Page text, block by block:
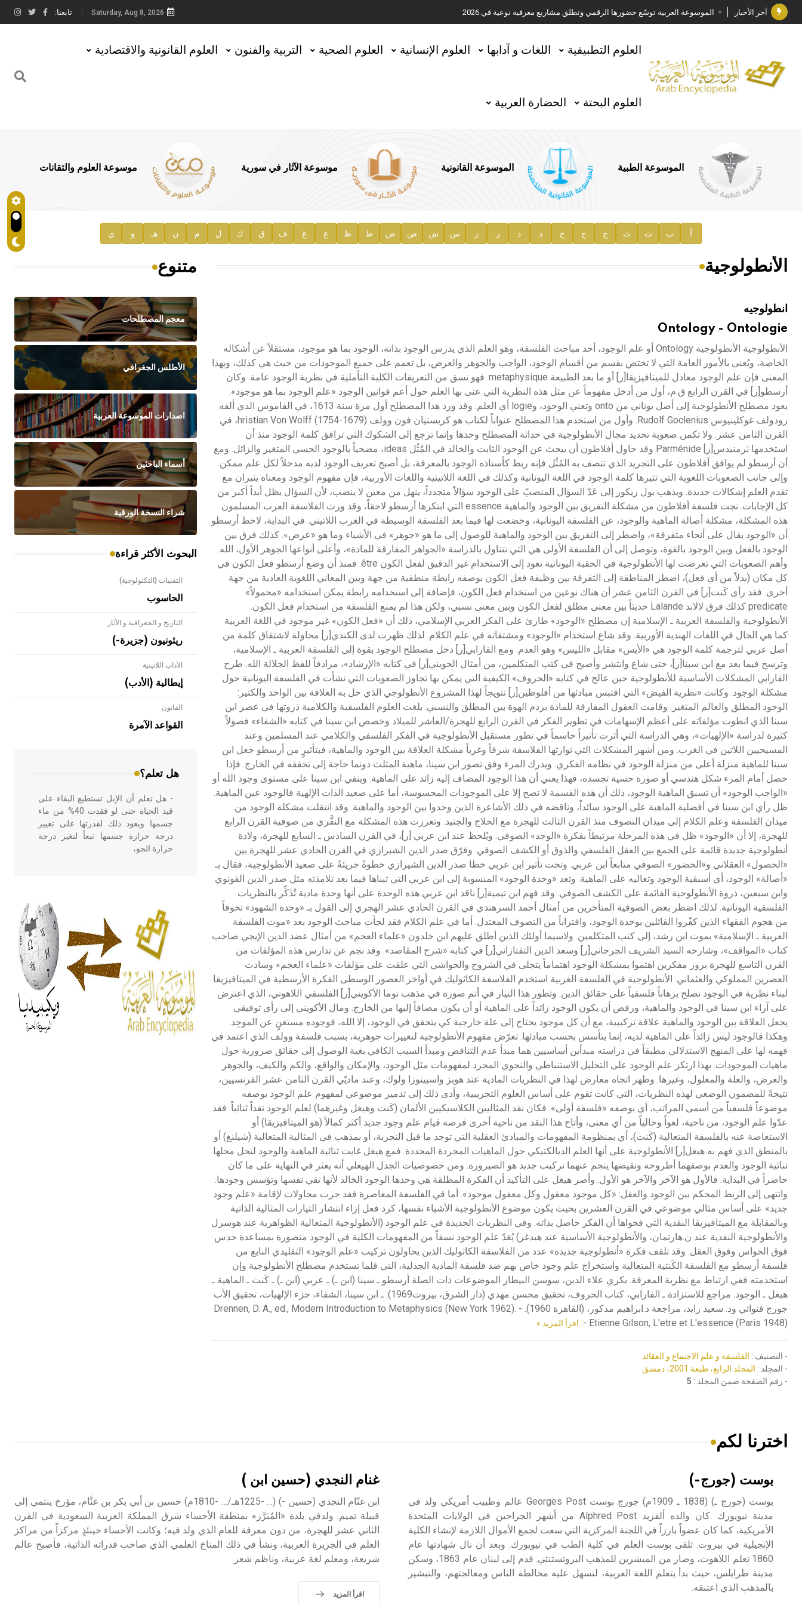
آخر الأخبار الموسوعة العربية توسّع حضورها الرقمي وتطلق مشاريع معرفية نوعية في 2026
جائزة مجمع الملك سلمان العالمي للغة العربية 2025
الأستاذ إياد خالد الطباع مدير عام لهيئة الموسوعة العربية
السيد محمد ياسين صالح وزيرا للثقافة
توصيات مجلس الإدارة
صدور المجلد السابع من موسوعة الآثار في سورية
إعلان..
هيئة الموسوعة العربية تطلق موسوعات جديدة في عام 2026
Saturday, Aug 8, 2026 تابعنا:
العلوم التطبيقية اللغات و آدابها العلوم الإنسانية العلوم الصحية التربية والفنون العلوم القانونية والاقتصادية
العلوم البحتة الحضارة العربية
الموسوعة الطبية الموسوعة القانونية موسوعة الآثار في سورية موسوعة العلوم والتقانات
أ ب ت ث ج ح خ د ذ ر ز س ش ص ض ط ظ ع غ ف ق ك ل م ن هـ و ي
الأنطولوجية
انطولوجيه
Ontology - Ontologie
الأنطولوجية الأنطولوجية Ontology أو علم الوجود، أحد مباحث الفلسفة، وهو العلم الذي يدرس الوجود بذاته، الوجود بما هو موجود، مستقلاً عن أشكاله
الخاصة، ويُعنى بالأمور العامة التي لا تختص بقسم من أقسام الوجود، الواجب والجوهر والعرض، بل تعمم على جميع الموجودات من حيث هي كذلك، وبهذا
المعنى فإن علم الوجود معادل للميتافيزيقا[ر] أو ما بعد الطبيعة metaphysique. فهو نسق من التعريفات الكلية التأملية في نظرية الوجود عامة. وكان
أرسطو[ر] في القرن الرابع ق.م، أول من أدخل مفهوماً عن مثل هذه النظرية التي عنى بها العلم حول أعم قوانين الوجود «علم الوجود بما هو موجود».
يعود مصطلح الأنطولوجية إلى أصل يوناني من onto وتعني الوجود، وlogie أي العلم. وقد ورد هذا المصطلح أول مرة سنة 1613، في القاموس الذي ألفه
رودولف غوكلينيوس Rudolf Goclenius. وأول من استخدم هذا المصطلح عنواناً لكتاب هو كريستيان فون وولف (1679-1754) hristian Von Wolff، في
القرن الثامن عشر. ولا تكمن صعوبة تحديد مجال الأنطولوجية في حداثة المصطلح وحدها وإنما ترجع إلى الشكوك التي ترافق كلمة الوجود منذ أن
استخدمها بَرمنيدس[ر] Parménide وقد حاول أفلاطون أن يبحث عن الوجود الثابت والخالد في المُثُل ideas، مضحياً بالوجود الحسي المتغير والزائل. ومع
أن أرسطو لم يوافق أفلاطون على التجريد الذي تتصف به المُثُل فإنه ربط كأستاذه الوجود بالمعرفة، بل أصبح تعريف الوجود لديه مدخلاً لكل علم ممكن.
وإلى جانب الصعوبات اللغوية التي تثيرها كلمة الوجود في اللغة اليونانية وكذلك في اللغة اللاتينية واللغات الأوربية، فإن مفهوم الوجود ومعناه يثيران مع
تقدم العلم إشكالات جديدة. ويذهب بول ريكور إلى عَدّ السؤال المنصبّ على الوجود سؤالاً متجدداً، ينهل من معين لا ينضب، لأن السؤال يظل أبداً أكبر من
كل الإجابات. نجت فلسفة أفلاطون من مشكلة التفريق بين الوجود والماهية essence التي ابتكرها أرسطو لاحقاً، وقد ورث الفلاسفة العرب المسلمون
هذه المشكلة، مشكلة أصالة الماهية والوجود، عن الفلسفة اليونانية، وخضعت لها فيما بعد الفلسفة الوسيطة في الغرب اللاتيني. في البداية، لاحظ أرسطو
أن «الوجود يقال على أنحاء متفرقة»، واضطر إلى التفريق بين الوجود والماهية للوصول إلى ما هو «جوهر» في الأشياء وما هو «عرض». كذلك فرق بين
الوجود بالفعل وبين الوجود بالقوة، وتوصل إلى أن الفلسفة الأولى هي التي تتناول بالدراسة «الجواهر المفارقة للمادة»، وأعلى أنواعها الجوهر الأول، الله.
وأهم الصعوبات التي تعرضت لها الأنطولوجية في الحقبة اليونانية تعود إلى الاستخدام غير الدقيق لفعل الكون être. فمنذ أن وضع أرسطو فعل الكون في
كل مكان (بدلاً من أي فعل)، اضطر المناطقة إلى التفرقة بين وظيفة فعل الكون بوصفه رابطة منطقية من جهة وبين المعاني اللغوية العادية من جهة
أخرى. فقد رأى كَنت[ر] في القرن الثامن عشر أن هناك نوعين من استخدام فعل الكون، فإضافة إلى استخدامه رابطة يمكن استخدامه «محمولاً»
predicate كذلك فرق لالاند Lalande حديثاً بين معنى مطلق لفعل الكون وبين معنى نسبي، ولكن هذا لم يمنع الفلسفة من استخدام فعل الكون.
الأنطولوجية والفلسفة العربية ـ الإسلامية إن مصطلح «الوجود» طارئ على الفكر العربي الإسلامي، ذلك أن «فعل الكون» غير موجود في اللغة العربية
كما هي الحال في اللغات الهندية الأوربية. وقد شاع استخدام «الوجود» ومشتقاته في علم الكلام. لذلك ظهرت لدى الكندي[ر] محاولة لاشتقاق كلمة من
أصل عربي لترجمة كلمة الوجود هي «الأيس» مقابل «الليس» وهو العدم. ومع الفارابي[ر] دخل مصطلح الوجود بقوة إلى الفلسفة العربية ـ الإسلامية،
وترسخ فيما بعد مع ابن سينا[ر]، حتى شاع وانتشر وأصبح في كتب المتكلمين، من أمثال الجويني[ر] في كتابه «الإرشاد»، مرادفاً للفظ الجلالة الله. طرح
الفارابي المشكلات الأساسية للأنطولوجية حين عالج في كتابه «الحروف» الكيفية التي يمكن بها تجاوز الصعوبات التي نشأت في الفلسفة اليونانية حول
مشكلة الوجود. وكانت «نظرية الفيض» التي اقتبس مبادئها من أفلوطين[ر] تتويجاً لهذا المشروع الأنطولوجي الذي حل به العلاقة بين الواحد والكثير:
الوجود المطلق والعالم المتغير. وقامت العقول المفارقة للمادة بردم الهوة بين المطلق والنسبي. بلغت العلوم الفلسفية والكلامية ذروتها في عصر ابن
سينا الذي انطوت مؤلفاته على أعظم الإسهامات في تطوير الفكر في القرن الرابع للهجرة/العاشر للميلاد وخصص ابن سينا في كتابه «الشفاء» فصولاً
كثيرة لدراسة «الإلهيات»، وهي الدراسة التي أثرت تأثيراً حاسماً في تطور مستقبل الأنطولوجية في الفكر الفلسفي والكلامي عند المسلمين وعند
المسيحيين اللاتين في الغرب. ومن أشهر المشكلات التي توارثها الفلاسفة شرقاً وغرباً مشكلة العلاقة بين الوجود والماهية، فبتأثيرٍ من أرسطو جعل ابن
سينا للماهية منزلة أعلى من منزلة الوجود في نظامه الفكري. ويدرك المرء وفق تصور ابن سينا، ماهية المثلث دونما حاجة إلى تحققه في الخارج. فإذا
حصل أمام المرء شكل هندسي أو صورة حسية تجسده، فهذا يعني أن هذا الوجود المضاف إليه زائد على الماهية. وينفي ابن سينا على مستوى وجود الله أو
«الواجب الوجود» أن تسبق الماهية الوجود، ذلك أن هذه القسمة لا تصح إلا على الموجودات المحسوسة، أما على صعيد الذات الإلهية فالوجود عين الماهية.
ظل رأي ابن سينا في أفضلية الماهية على الوجود سائداً، وناقضه في ذلك الأشاعرة الذين وحدوا بين الوجود والماهية. وقد انتقلت مشكلة الوجود من
ميدان الفلسفة وعلم الكلام إلى ميدان التصوف منذ القرن الثالث للهجرة مع الحلاج والجنيد. وتعززت هذه المشكلة مع النفَّري من صوفية القرن الرابع
للهجرة، إلا أن «الوجود» ظل في هذه المرحلة مرتبطاً بفكرة «الوجد» الصوفي. ويُلحظ عند ابن عربي [ر]، في القرن السادس ـ السابع للهجرة، ولادة
أنطولوجية جديدة قائمة على الجمع بين العقل الفلسفي والذوق أو الكشف الصوفي. وفرّق صدر الدين الشيرازي في القرن الحادي عشر للهجرة بين
«الحصول» العقلاني و«الحضور» الصوفي متابعاً ابن عربي. وتحت تأثير ابن عربي خطا صدر الدين الشيرازي خطوةً جريئةً على صعيد الأنطولوجية، فقال بـ
«أصالة» الوجود، أي أسبقية الوجود وتعاليه على الماهية. وتعد «وحدة الوجود» المنسوبة إلى ابن عربي التي تبناها فيما بعد تلامذته مثل صدر الدين القونوي
وابن سبعين، ذروة الأنطولوجية القائمة على الكشف الصوفي. وقد فهم ابن تيمية[ر] ناقد ابن عربي هذه الوحدة على أنها وحدة مادية تُذَكِّر بالنظريات
الفلسفية اليونانية. لذلك اضطر بعض الصوفية المتأخرين من أمثال أحمد السرهندي في القرن الحادي عشر الهجري إلى القول بـ «وحدة الشهود» تخوفاً
من هجوم الفقهاء الذين كفّروا القائلين بوحدة الوجود، واقتراباً من التصوف المعتدل. أما في علم الكلام فقد لجأت مباحث الوجود بعد «موت الفلسفة
العربية ـ الإسلامية» بموت ابن رشد، إلى كتب المتكلمين. ولاسيما أولئك الذين أطلق عليهم ابن خلدون «علماء العجم» من أمثال عضد الدين الإيجي صاحب
كتاب «المواقف»، وشارحه السيد الشريف الجرجاني[ر] وسعد الدين التفتازاني[ر] في كتابه «شرح المقاصد». وقد نجم عن تدارس هذه المؤلفات من
القرن التاسع للهجرة بروز مفكرين اهتموا بمشكلة الوجود اهتماماً يتجلى في الشروح والحواشي التي علقت على مؤلفات «علماء العجم» وسادت
العصرين المملوكي والعثماني. الأنطولوجية في الفلسفة الغربية استخدم الفلاسفة الكاثوليك في أواخر العصور الوسطى الفكرة الأرسطية في الميتافيزيقا
لبناء نظرية في الوجود تصلح برهاناً فلسفياً على حقائق الدين. وتطور هذا التيار في أتم صوره في مذهب توما الأكويني[ر] الفلسفي اللاهوتي، الذي اعترض
على آراء ابن سينا في الوجود والماهية، ورفض أن يكون الوجود زائداً على الماهية أو أن يكون مضافاً إليها من الخارج. ومال الأكويني إلى رأي توفيقي
يجعل العلاقة بين الوجود والماهية علاقة تركيبية، مع أن كل موجود يحتاج إلى علة خارجية كي يتحقق في الوجود، إلا الله، فوجوده مستغنٍ عن الموجِد.
وهكذا فالوجود ليس زائداً على الماهية لديه، إنما يتأسس بحسب مبادئها. تعرّض مفهوم الأنطولوجية لتغييرات جوهرية، بسبب فلسفة وولف الذي اعتمد في
فهمه لها على المنهج الاستدلالي مطبقاً في دراسته مبدأين أساسيين هما مبدأ عدم التناقض ومبدأ السبب الكافي بغية الوصول إلى حقائق ضرورية حول
ماهيات الموجودات. بهذا ارتكز علم الوجود على التحليل الاستنباطي والنحوي المجرد لمفهومات مثل الوجود، والإمكان والواقع، والكم والكيف، والجوهر
والعرض، والعلة والمعلول، وغيرها. وظهر اتجاه معارض لهذا في النظريات المادية عند هوبز واسبينوزا ولوك، وعند ماديّي القرن الثامن عشر الفرنسيين،
نتيجةً للمضمون الوضعي لهذه النظريات، التي كانت تقوم على أساس العلوم التجريبية، وأدى ذلك إلى تدمير موضوعي لمفهوم علم الوجود بوصفه
موضوعاً فلسفياً من أسمى المراتب، أي بوصفه «فلسفة أولى». فكان نقد المثاليين الكلاسيكيين الألمان (كَنت وهيغل وغيرهما) لعلم الوجود نقداً ثنائياً: فقد
عدّوا علم الوجود، من ناحية، لغواً وخالياً من أي معنى، وأتاح هذا النقد من ناحية أخرى فرصة قيام علم وجود جديد أكثر كمالاً (هو الميتافيزيقا) أو
الاستعاضة عنه بالفلسفة المتعالية (كَنت)، أي بمنظومة المفهومات والمبادئ العقلية التي توجد ما قبل التجربة، أو بمذهب في المثالية المتعالية (شيلنغ) أو
بالمنطق الذي فهم به هيغل[ر] الأنطولوجية على أنها العلم الديالكتيكي حول الماهيات المجردة المحددة. فمع هيغل غابت ثنائية الماهية والوجود لتحل محلها
ثنائية الوجود والعدم بوصفهما أطروحة ونقيضها ينجم عنهما تركيب جديد هو الصيرورة. ومن خصوصيات الجدل الهيغلي أنه يعثر في النهاية على ما كان
حاضراً في البداية. فالأول هو الآخر والآخر هو الأول. وأصر هيغل على التأكيد أن الفكرة المطلقة هي وحدها الوجود الخالد لأنها تقي نفسها وتؤسس وجودها.
وانتهى إلى الربط المحكم بين الوجود والعقل: «كل موجود معقول وكل معقول موجود». أما في الفلسفة المعاصرة فقد جرت محاولات لإقامة «علم وجود
جديد» على أساس مثالي موضوعي في القرن العشرين بحيث يكون موضوع الأنطولوجية الأشياء نفسها، كرد فعل إزاء انتشار التيارات المثالية الذاتية
وبالمقابلة مع الميتافيزيقا النقدية التي فحواها أن الفكر حاصل بذاته. وفي النظريات الجديدة في علم الوجود (الأنطولوجية المتعالية الظواهرية عند هوسرل
والأنطولوجية النقدية عند ن.هارتمان، والأنطولوجية الأساسية عند هيدغر) يُعَدّ علم الوجود نسقاً من المفهومات الكلية في الوجود متصورة بمساعدة حدس
فوق الحواس وفوق العقل. وقد تلقف فكرة «أنطولوجية جديدة» عدد من الفلاسفة الكاثوليك الذين يحاولون تركيب «علم الوجود» التقليدي النابع من
فلسفة أرسطو مع الفلسفة الكَنتية المتعالية واستخراج علم وجود خاص بهم ضد فلسفة المادية الجدلية، التي قلما تستخدم مصطلح الأنطولوجية وإن
استخدمته ففي ارتباط مع نظرية المعرفة. بكري علاء الدين، سوسن البيطار الموضوعات ذات الصلة أرسطو ـ سينا (ابن ـ) ـ عربي (ابن ـ) ـ كَنت ـ الماهية ـ
هيغل ـ الوجود. مراجع للاستزادة ـ الفارابي، كتاب الحروف، تحقيق محسن مهدي (دار الشرق، بيروت1969). ـ ابن سينا، الشفاء، جزء الإلهيات، تحقيق الأب
جورج قنواتي ود. سعيد زايد، مراجعة د.ابراهيم مدكور، (القاهرة 1960). - Drennen, D. A., ed., Modern Introduction to Metaphysics (New York 1962).
- Etienne Gilson, L'etre et L'essence (Paris 1948). اقرأ المزيد »
- التصنيف : الفلسفة و علم الاجتماع و العقائد
- المجلد : المجلد الرابع، طبعة 2001، دمشق
- رقم الصفحة ضمن المجلد : 5
متنوع
معجم المصطلحات
الأطلس الجغرافي
اصدارات الموسوعة العربية
أسماء الباحثين
شراء النسخة الورقية
البحوث الأكثر قراءة
التقنيات (التكنولوجية)
الحاسوب
التاريخ و الجغرافية و الآثار
ريئونيون (جزيرة-)
الآداب اللاتينية
إيطالية (الأدب)
القانون
القواعد الآمرة
هل تعلم؟
- هل تعلم أن الأبلق نوع من الفنون
الهندسية التي ارتبطت بالعمارة الإسلامية
في بلاد الشام ومصر خاصة، حيث يحرص
- هل تعلم أن الإبل تستطيع البقاء على
قيد الحياة حتى لو فقدت 40% من ماء
جسمها ويعود ذلك لقدرتها على تغيير
درجة حرارة جسمها تبعاً لتغير درجة
حرارة الجو،
أربعة مؤلفات هي: الحكم، الأدلة، تنظيم
التغذية، ورسالته في جروح الرأس.
ويعود له الفضل بأنه حرر الطب من
الدين والفلسفة.
- هل تعلم أن المرجان إفراز حيواني
يتكون في البحر ويتركب من مادة
كربونات الكلسيوم، وهو أحمر أو شديد
الحمرة وهو أجود أنواعه، ويمتاز بكبر
الحجم ويسمى الش
اخترنا لكم
بوست (جورج-)
بوست (جورج ـ) (1838 ـ 1909م) جورج بوست Georges Post عالم وطبيب أمريكي ولد في
مدينة نيويورك .كان والده ألفريد Alphred Post من أشهر الجراحين في الولايات المتحدة
الأمريكية، كما كان عضواً بارزاً في اللجنة المركزية التي سعت لجمع الأموال اللازمة لإنشاء الكلية
الإنجيلية في بيروت. تلقى بوست العلم في كلية الطب في نيويورك. وبعد أن نال شهادتها عام
1860 تعلم اللاهوت، وصار من المبشرين للمذهب البروتستنتي. قدم إلى لبنان عام 1863، وسكن
مدينة طرابلس، حيث بدأ يتعلم اللغة العربية، لتسهل عليه مخالطة الناس ومعالجتهم، والتبشير
بالمذهب الذي اعتنقه.
غنام النجدي (حسين ابن )
ابن غنّام النجدي (حسين -) (… -1225هـ/… -1810م) حسين بن أبي بكر بن غنَّام، مؤرخ ينتمي إلى
قبيلة تميم. ولدفي بلدة «المُبَرَّز» بمنطقة الأحساء شرق المملكة العربية السعودية في القرن
الثاني عشر للهجرة، من دون معرفة للعام الذي ولد فيه؛ وكانت الأحساء حينئذٍ مركزاً من مراكز
العلم في الجزيرة العربية، ونشأ في ذلك المناخ العلمي الذي صاحب قدراته الذاتية، فأصبح عالم
شريعة، ومعلم لغة عربية، وناظم شعر.
اقرأ المزيد